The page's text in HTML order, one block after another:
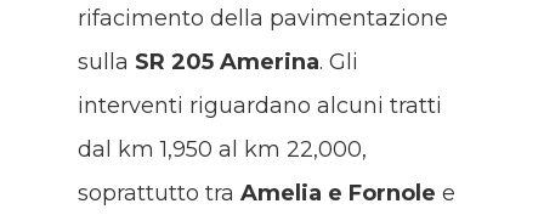
rifacimento della pavimentazione
sulla SR 205 Amerina. Gli
interventi riguardano alcuni tratti
dal km 1,950 al km 22,000,
soprattutto tra Amelia e Fornole e